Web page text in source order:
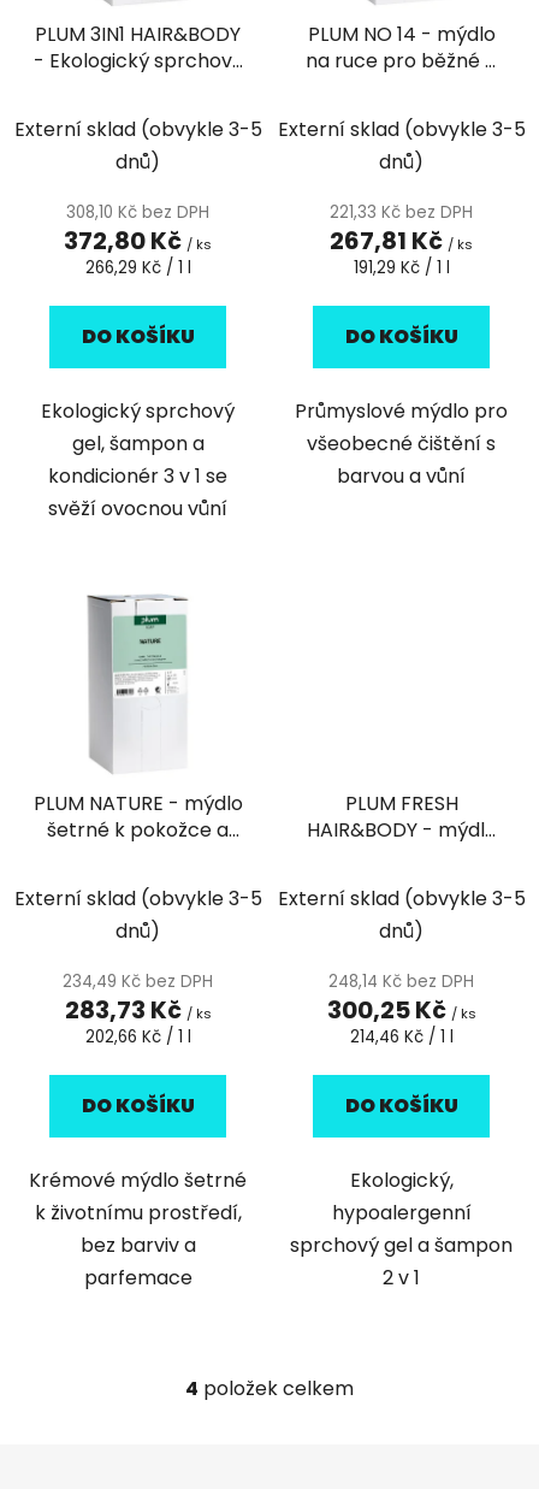
ů
k
PLUM 3IN1 HAIR&BODY
- Ekologický sprchový
kondicionér 3 v 1 se
svěží ovocnou vůní, 1,4
l bag-in-box
Externí sklad (obvykle 3-5
dnů)
308,10 Kč bez DPH
372,80 Kč / ks
Měrná
266,29 Kč / 1 l
DO KOŠÍKU
Ekologický sprchový
gel, šampon a
kondicionér 3 v 1 se
svěží ovocnou vůní
PLUM NO 14 - mýdlo
na ruce pro běžné a
rukou s barvou a vůní,
1,4 l bag-in-box
Externí sklad (obvykle 3-5
dnů)
221,33 Kč bez DPH
267,81 Kč / ks
Měrná
191,29 Kč / 1 l
DO KOŠÍKU
Průmyslové mýdlo pro
všeobecné čištění s
barvou a vůní
PLUM NATURE - mýdlo
šetrné k pokožce a
bez parfému, barviv a
parabenů, 1,4 l bag-
in-box
Externí sklad (obvykle 3-5
dnů)
234,49 Kč bez DPH
283,73 Kč / ks
Měrná
202,66 Kč / 1 l
DO KOŠÍKU
Krémové mýdlo šetrné
k životnímu prostředí,
bez barviv a
parfemace
PLUM FRESH
HAIR&BODY - mýdlo
šetrné k pokožce a
životnímu prostředí;
bez barviv, 1,4 l bag-
Externí sklad (obvykle 3-5
dnů)
248,14 Kč bez DPH
300,25 Kč / ks
Měrná
214,46 Kč / 1 l
DO KOŠÍKU
Ekologický,
hypoalergenní
sprchový gel a šampon
2 v 1
O
4 položek celkem